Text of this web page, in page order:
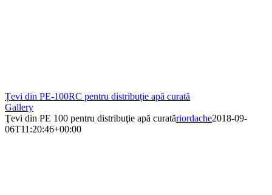
Țevi din PE-100RC pentru distribuție apă curată
Gallery
Ţevi din PE 100 pentru distribuţie apă curatăriordache2018-09-
06T11:20:46+00:00